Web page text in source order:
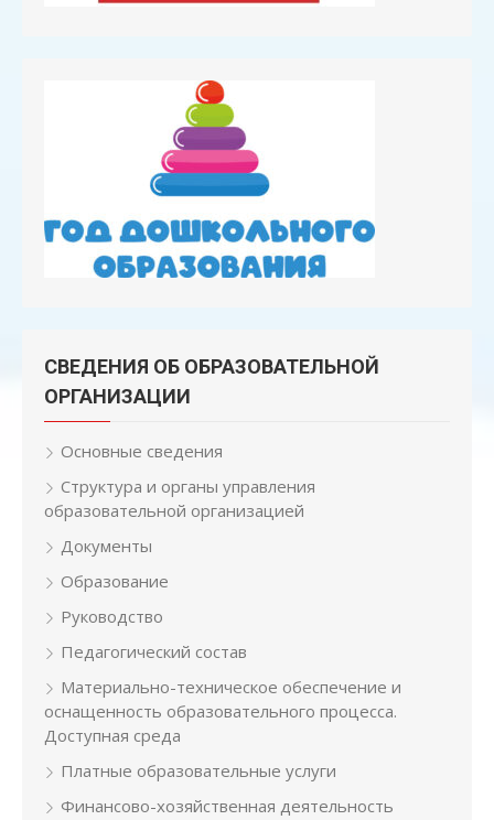
СВЕДЕНИЯ ОБ ОБРАЗОВАТЕЛЬНОЙ
ОРГАНИЗАЦИИ
Основные сведения
Структура и органы управления
образовательной организацией
Документы
Образование
Руководство
Педагогический состав
Материально-техническое обеспечение и
оснащенность образовательного процесса.
Доступная среда
Платные образовательные услуги
Финансово-хозяйственная деятельность